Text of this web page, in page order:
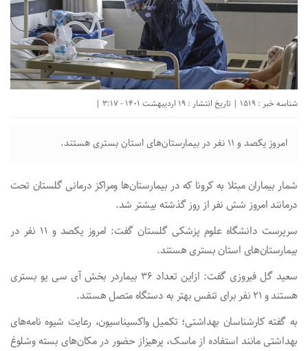
شناسه خبر : 1519 | تاریخ انتشار : 19 اردیبهشت 1401 - 3:17 |
امروز یکصد و ۱۱ نفر در بیمارستان‌های استان بستری هستند.
شمار بیماران مبتلا به کرونا که در بیمارستان‌ها ومراکز درمانی گلستان تحت
درمانند امروز شش نفر از روز گذشته بیشتر شد.
سرپرست دانشگاه علوم پزشکی گلستان گفت: امروز یکصد و ۱۱ نفر در
بیمارستان‌های استان بستری هستند.
سعید گل فیروزی گفت: ازاین تعداد ۳۶ بیماردر بخش آی سی یو بستری
هستند و ۲۱ نفر برای تنفس بهتر به دستگاه متصل هستند.
به گفته کارشناسان بهداشتی؛ تکمیل واکسیناسیون، رعایت شیوه نامه‌های
بهداشتی مانند استفاده از ماسک، پرهیزاز حضور در مکان‌های بسته وشلوغ